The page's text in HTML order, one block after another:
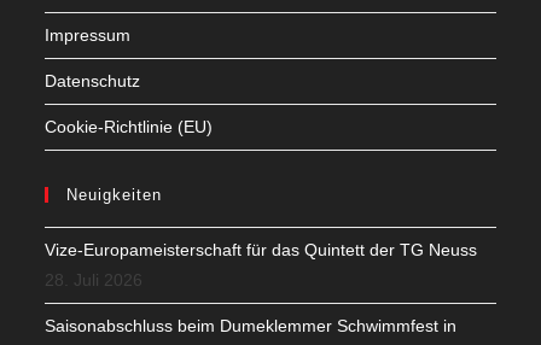
Impressum
Datenschutz
Cookie-Richtlinie (EU)
Neuigkeiten
Vize-Europameisterschaft für das Quintett der TG Neuss
28. Juli 2026
Saisonabschluss beim Dumeklemmer Schwimmfest in